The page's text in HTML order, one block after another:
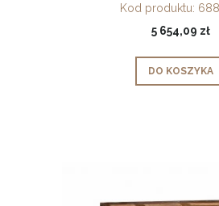
Kod produktu:
5 654,09 zł
DO KOSZYKA